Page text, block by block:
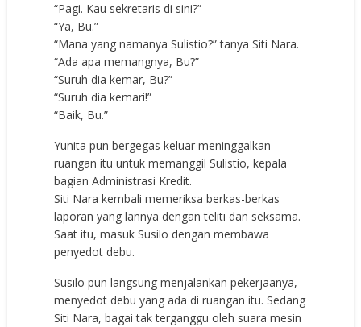
“Pagi. Kau sekretaris di sini?”
“Ya, Bu.”
“Mana yang namanya Sulistio?” tanya Siti Nara.
“Ada apa memangnya, Bu?”
“Suruh dia kemar, Bu?”
“Suruh dia kemari!”
“Baik, Bu.”
Yunita pun bergegas keluar meninggalkan
ruangan itu untuk memanggil Sulistio, kepala
bagian Administrasi Kredit.
Siti Nara kembali memeriksa berkas-berkas
laporan yang lannya dengan teliti dan seksama.
Saat itu, masuk Susilo dengan membawa
penyedot debu.
Susilo pun langsung menjalankan pekerjaanya,
menyedot debu yang ada di ruangan itu. Sedang
Siti Nara, bagai tak terganggu oleh suara mesin